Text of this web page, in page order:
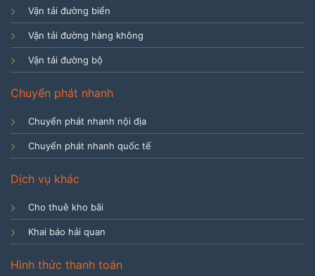
Vận tải đường biển
Vận tải đường hàng không
Vận tải đường bộ
Chuyển phát nhanh
Chuyển phát nhanh nội địa
Chuyển phát nhanh quốc tế
Dịch vụ khác
Cho thuê kho bãi
Khai báo hải quan
Hình thức thanh toán